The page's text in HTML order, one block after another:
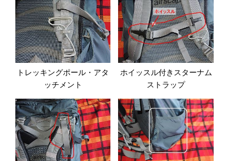
トレッキングポール・アタ
ッチメント
ホイッスル付きスターナム
ストラップ